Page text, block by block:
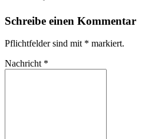
Schreibe einen Kommentar
Pflichtfelder sind mit * markiert.
Nachricht *